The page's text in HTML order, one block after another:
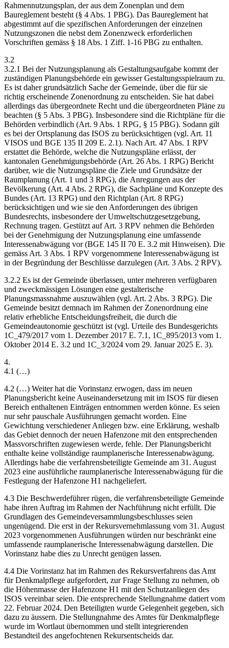
Rahmennutzungsplan, der aus dem Zonenplan und dem
Baureglement besteht (§ 4 Abs. 1 PBG). Das Baureglement hat
abgestimmt auf die spezifischen Anforderungen der einzelnen
Nutzungszonen die nebst dem Zonenzweck erforderlichen
Vorschriften gemäss § 18 Abs. 1 Ziff. 1-16 PBG zu enthalten.
3.2
3.2.1 Bei der Nutzungsplanung als Gestaltungsaufgabe kommt der
zuständigen Planungsbehörde ein gewisser Gestaltungsspielraum zu.
Es ist daher grundsätzlich Sache der Gemeinde, über die für sie
richtig erscheinende Zonenordnung zu entscheiden. Sie hat dabei
allerdings das übergeordnete Recht und die übergeordneten Pläne zu
beachten (§ 5 Abs. 3 PBG). Insbesondere sind die Richtpläne für die
Behörden verbindlich (Art. 9 Abs. 1 RPG, § 15 PBG). Sodann gilt
es bei der Ortsplanung das ISOS zu berücksichtigen (vgl. Art. 11
VISOS und BGE 135 II 209 E. 2.1). Nach Art. 47 Abs. 1 RPV
erstattet die Behörde, welche die Nutzungspläne erlässt, der
kantonalen Genehmigungsbehörde (Art. 26 Abs. 1 RPG) Bericht
darüber, wie die Nutzungspläne die Ziele und Grundsätze der
Raumplanung (Art. 1 und 3 RPG), die Anregungen aus der
Bevölkerung (Art. 4 Abs. 2 RPG), die Sachpläne und Konzepte des
Bundes (Art. 13 RPG) und den Richtplan (Art. 8 RPG)
berücksichtigen und wie sie den Anforderungen des übrigen
Bundesrechts, insbesondere der Umweltschutzgesetzgebung,
Rechnung tragen. Gestützt auf Art. 3 RPV nehmen die Behörden
bei der Genehmigung der Nutzungsplanung eine umfassende
Interessenabwägung vor (BGE 145 II 70 E. 3.2 mit Hinweisen). Die
gemäss Art. 3 Abs. 1 RPV vorgenommene Interessenabwägung ist
in der Begründung der Beschlüsse darzulegen (Art. 3 Abs. 2 RPV).
3.2.2 Es ist der Gemeinde überlassen, unter mehreren verfügbaren
und zweckmässigen Lösungen eine gestalterische
Planungsmassnahme auszuwählen (vgl. Art. 2 Abs. 3 RPG). Die
Gemeinde besitzt demnach im Rahmen der Zonenordnung eine
relativ erhebliche Entscheidungsfreiheit, die durch die
Gemeindeautonomie geschützt ist (vgl. Urteile des Bundesgerichts
1C_479/2017 vom 1. Dezember 2017 E. 7.1, 1C_895/2013 vom 1.
Oktober 2014 E. 3.2 und 1C_3/2024 vom 29. Januar 2025 E. 3).
4.
4.1 (…)
4.2 (…) Weiter hat die Vorinstanz erwogen, dass im neuen
Planungsbericht keine Auseinandersetzung mit im ISOS für diesen
Bereich enthaltenen Einträgen entnommen werden könne. Es seien
nur sehr pauschale Ausführungen gemacht worden. Eine
Gewichtung verschiedener Anliegen bzw. eine Erklärung, weshalb
das Gebiet dennoch der neuen Hafenzone mit den entsprechenden
Massvorschriften zugewiesen werde, fehle. Der Planungsbericht
enthalte keine vollständige raumplanerische Interessenabwägung.
Allerdings habe die verfahrensbeteiligte Gemeinde am 31. August
2023 eine ausführliche raumplanerische Interessenabwägung für die
Festlegung der Hafenzone H1 nachgeliefert.
4.3 Die Beschwerdeführer rügen, die verfahrensbeteiligte Gemeinde
habe ihren Auftrag im Rahmen der Nachführung nicht erfüllt. Die
Grundlagen des Gemeindeversammlungsbeschlusses seien
ungenügend. Die erst in der Rekursvernehmlassung vom 31. August
2023 vorgenommenen Ausführungen würden nur beschränkt eine
umfassende raumplanerische Interessenabwägung darstellen. Die
Vorinstanz habe dies zu Unrecht genügen lassen.
4.4 Die Vorinstanz hat im Rahmen des Rekursverfahrens das Amt
für Denkmalpflege aufgefordert, zur Frage Stellung zu nehmen, ob
die Höhenmasse der Hafenzone H1 mit den Schutzanliegen des
ISOS vereinbar seien. Die entsprechende Stellungnahme datiert vom
22. Februar 2024. Den Beteiligten wurde Gelegenheit gegeben, sich
dazu zu äussern. Die Stellungnahme des Amtes für Denkmalpflege
wurde im Wortlaut übernommen und stellt integrierenden
Bestandteil des angefochtenen Rekursentscheids dar.